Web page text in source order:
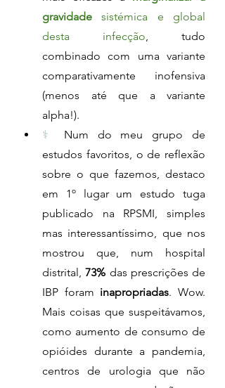
gravidade sistémica e global
desta infecção, tudo
combinado com uma variante
comparativamente inofensiva
(menos até que a variante
alpha!).
⚕️
Num do meu grupo de
estudos favoritos, o de reflexão
sobre o que fazemos, destaco
em 1º lugar um estudo tuga
publicado na RPSMI, simples
mas interessantíssimo, que nos
mostrou que, num hospital
distrital, 73% das prescrições de
IBP foram inapropriadas. Wow.
Mais coisas que suspeitávamos,
como aumento de consumo de
opióides durante a pandemia,
centros de urologia que não